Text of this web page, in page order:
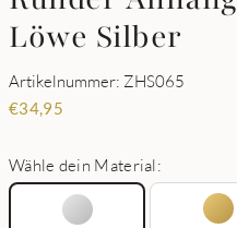
Löwe Silber
Artikelnummer: ZHS065
€34,95
Wähle dein Material: